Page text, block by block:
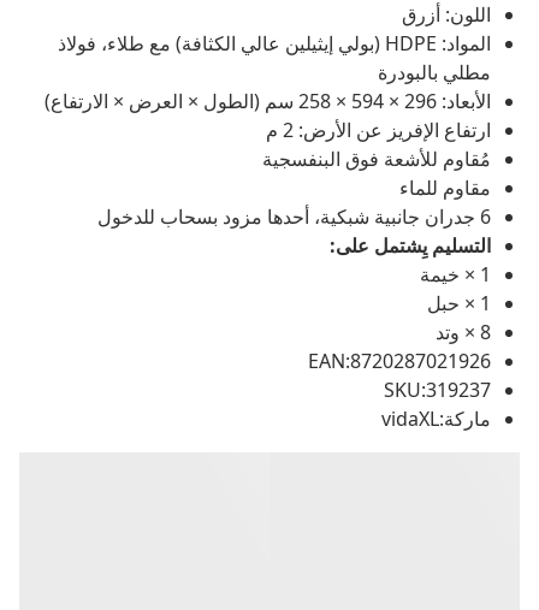
اللون: أزرق
المواد: HDPE (بولي إيثيلين عالي الكثافة) مع طلاء، فولاذ
مطلي بالبودرة
الأبعاد: 296 × 594 × 258 سم (الطول × العرض × الارتفاع)
ارتفاع الإفريز عن الأرض: 2 م
مُقاوم للأشعة فوق البنفسجية
مقاوم للماء
6 جدران جانبية شبكية، أحدها مزود بسحاب للدخول
التسليم يِشتمل على:
1 × خيمة
1 × حبل
8 × وتد
EAN:8720287021926
SKU:319237
ماركة:vidaXL